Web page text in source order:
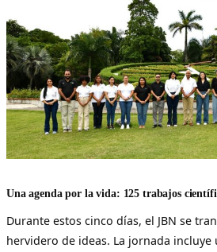
Una agenda por la vida: 125 trabajos
Durante estos cinco días, el JBN se
hervidero de ideas. La jornada